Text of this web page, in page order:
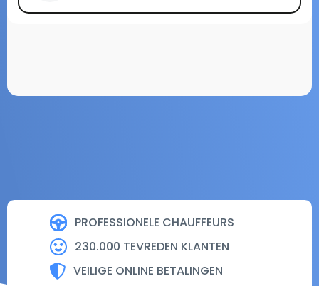
PROFESSIONELE CHAUFFEURS
230.000 TEVREDEN KLANTEN
VEILIGE ONLINE BETALINGEN